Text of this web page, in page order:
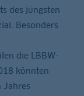
des jüngsten
Besonders
die LBBW-
könnten
Jahres